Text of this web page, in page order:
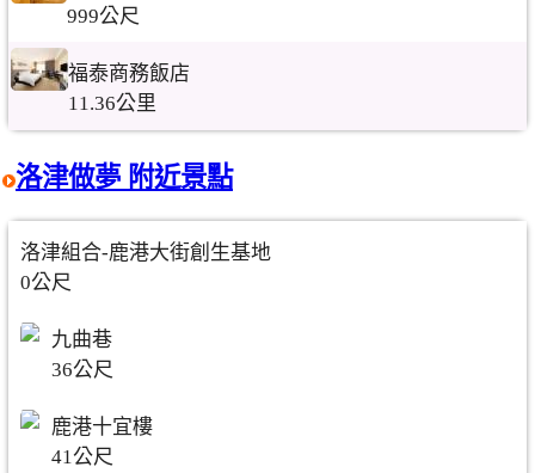
999公尺
福泰商務飯店
11.36公里
洛津做夢 附近景點
洛津組合-鹿港大街創生基地
0公尺
九曲巷
36公尺
鹿港十宜樓
41公尺